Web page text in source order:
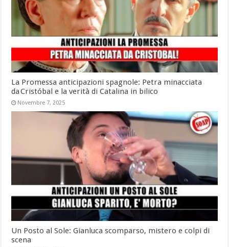
La Promessa anticipazioni spagnole: Petra minacciata
da Cristóbal e la verità di Catalina in bilico
Novembre 7, 2025
Un Posto al Sole: Gianluca scomparso, mistero e colpi di
scena